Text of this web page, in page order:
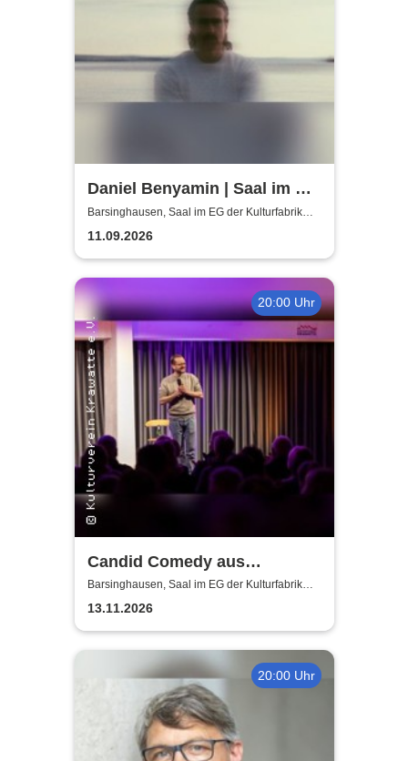
Daniel Benyamin | Saal im EG
der Kulturfabrik Krawatte
Barsinghausen, Saal im EG der Kulturfabrik
Krawatte
11.09.2026
20:00 Uhr
Candid Comedy aus
Hannover - Stand Up Comedy
in der Kulturfabrik Krawatte
Barsinghausen, Saal im EG der Kulturfabrik
Krawatte
13.11.2026
20:00 Uhr